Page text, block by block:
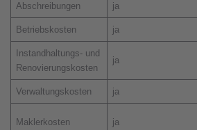
Abschreibungen ja
Betriebskosten ja
Instandhaltungs- und
Renovierungskosten
ja
Verwaltungskosten ja
Maklerkosten ja